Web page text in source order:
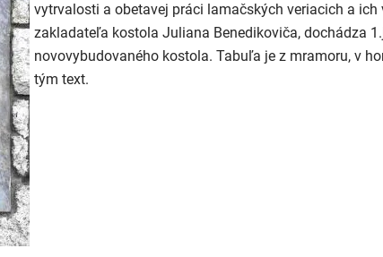
vytrvalosti a obetavej práci lamačských veriacich a
zakladateľa kostola Juliana Benedikoviča, dochádza
novovybudovaného kostola. Tabuľa je z mramoru, v
tým text.